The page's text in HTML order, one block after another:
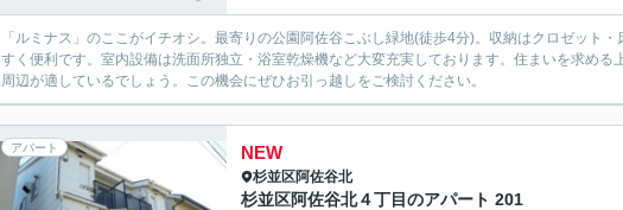
「ルミナス」のここがイチオシ。最寄りの公園阿佐谷こぶし緑地(徒歩4分)。収納はクロゼット
すく便利です。室内設備は洗面所独立・浴室乾燥機など大変充実しております。住まいを求め
周辺が適しているでしょう。この機会にぜひお引っ越しをご検討ください。
アパート NEW
杉並区阿佐谷北
杉並区阿佐谷北４丁目のアパート 201